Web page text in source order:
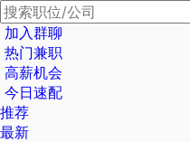
加入群聊
热门兼职
高薪机会
今日速配
推荐
最新